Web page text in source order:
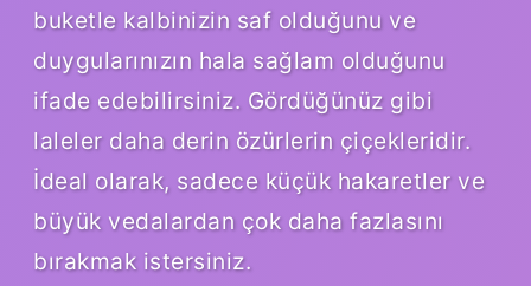
buketle kalbinizin saf olduğunu ve
duygularınızın hala sağlam olduğunu
ifade edebilirsiniz. Gördüğünüz gibi
laleler daha derin özürlerin çiçekleridir.
İdeal olarak, sadece küçük hakaretler ve
büyük vedalardan çok daha fazlasını
bırakmak istersiniz.